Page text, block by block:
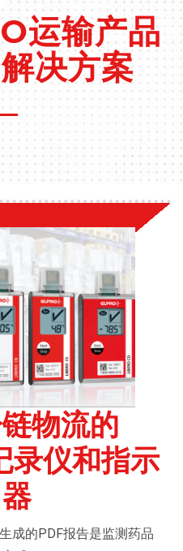
运输产品
决方案
物流的
录仪和指示
器
成的PDF报告是监测药品